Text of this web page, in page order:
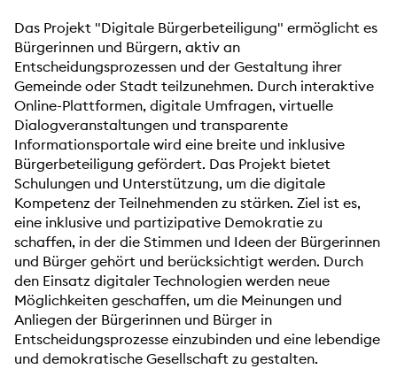
Das Projekt "Digitale Bürgerbeteiligung" ermöglicht es
Bürgerinnen und Bürgern, aktiv an
Entscheidungsprozessen und der Gestaltung ihrer
Gemeinde oder Stadt teilzunehmen. Durch interaktive
Online-Plattformen, digitale Umfragen, virtuelle
Dialogveranstaltungen und transparente
Informationsportale wird eine breite und inklusive
Bürgerbeteiligung gefördert. Das Projekt bietet
Schulungen und Unterstützung, um die digitale
Kompetenz der Teilnehmenden zu stärken. Ziel ist es,
eine inklusive und partizipative Demokratie zu
schaffen, in der die Stimmen und Ideen der Bürgerinnen
und Bürger gehört und berücksichtigt werden. Durch
den Einsatz digitaler Technologien werden neue
Möglichkeiten geschaffen, um die Meinungen und
Anliegen der Bürgerinnen und Bürger in
Entscheidungsprozesse einzubinden und eine lebendige
und demokratische Gesellschaft zu gestalten.